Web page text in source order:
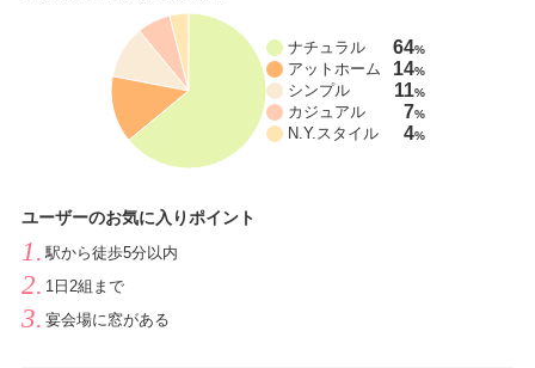
ナチュラル 64%
アットホーム 14%
シンプル 11%
カジュアル 7%
N.Y.スタイル 4%
ユーザーのお気に入りポイント
駅から徒歩5分以内
1日2組まで
宴会場に窓がある